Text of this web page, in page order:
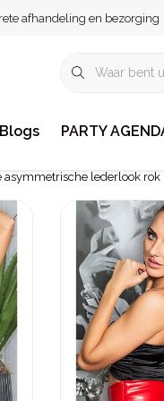
afhandeling en bezorging
Blogs PARTY
asymmetrische lederlook rok